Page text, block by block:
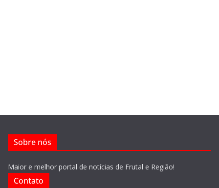
Sobre nós
Maior e melhor portal de notícias de Frutal e Região!
Contato